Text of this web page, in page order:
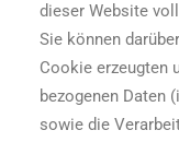
dieser Website
Sie können
Cookie erzeugten
bezogenen Daten
sowie die